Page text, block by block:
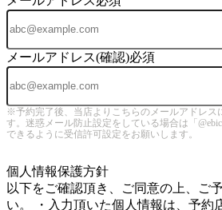
メールアドレス(確認)必須
※予約完了後、当店よりこちらのメールアドレス
す。迷惑メール防止設定をしている場合は「
できるように受信許可設定をお願いします。
個人情報保護方針
以下をご確認頂き、ご同意の上、ご
い。 ・入力頂いた個人情報は、予約